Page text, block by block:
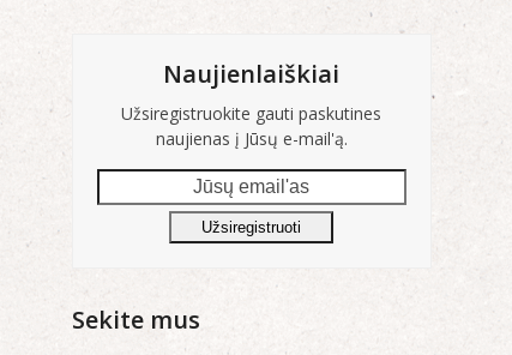
Naujienlaiškiai
Užsiregistruokite gauti paskutines
naujienas į Jūsų e-mail'ą.
email'as
Užsiregistruoti
Sekite mus